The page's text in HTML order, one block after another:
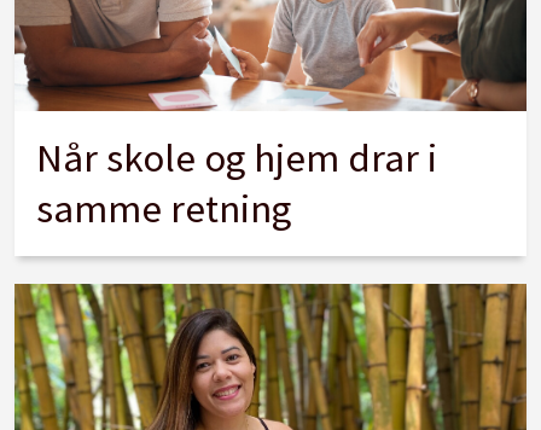
Når skole og hjem drar i
samme retning